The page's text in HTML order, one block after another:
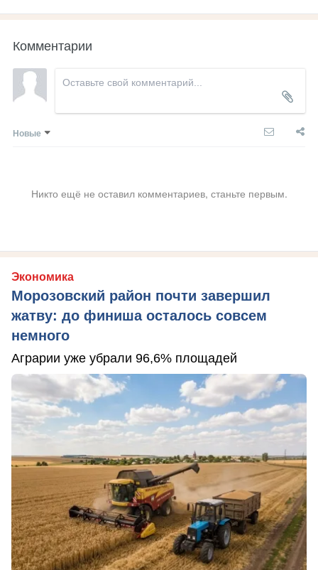
Комментарии
Новые
Никто ещё не оставил комментариев, станьте первым.
Экономика
Морозовский район почти завершил
жатву: до финиша осталось совсем
немного
Аграрии уже убрали 96,6% площадей